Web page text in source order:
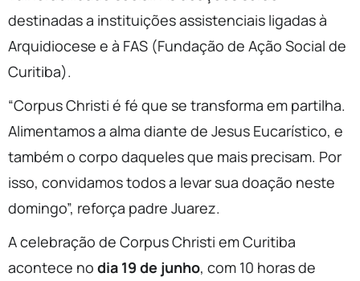
destinadas a instituições assistenciais ligadas à
Arquidiocese e à FAS (Fundação de Ação Social de
Curitiba).
“Corpus Christi é fé que se transforma em partilha.
Alimentamos a alma diante de Jesus Eucarístico, e
também o corpo daqueles que mais precisam. Por
isso, convidamos todos a levar sua doação neste
domingo”, reforça padre Juarez.
A celebração de Corpus Christi em Curitiba
acontece no dia 19 de junho, com 10 horas de